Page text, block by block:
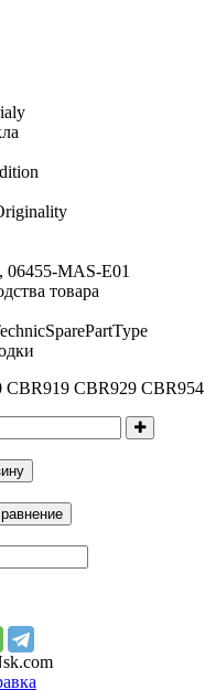
06455-MAS-E01
товара
CBR919 CBR929 CBR954